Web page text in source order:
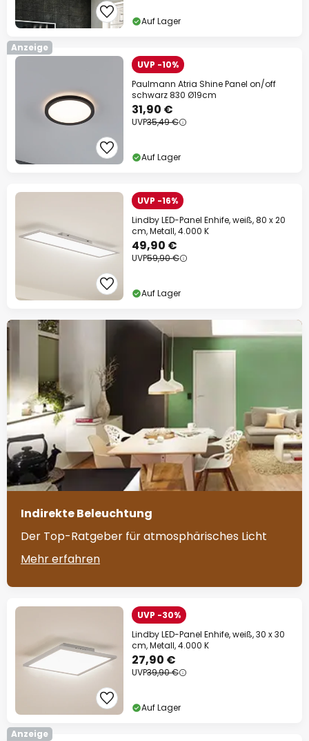
Auf Lager
Anzeige
UVP -10%
Paulmann Atria Shine Panel on/off
schwarz 830 Ø19cm
31,90 €
UVP35,49 €
Auf Lager
UVP -16%
Lindby LED-Panel Enhife, weiß, 80 x 20
cm, Metall, 4.000 K
49,90 €
UVP59,90 €
Auf Lager
Indirekte Beleuchtung
Der Top-Ratgeber für atmosphärisches Licht
Mehr erfahren
UVP -30%
Lindby LED-Panel Enhife, weiß, 30 x 30
cm, Metall, 4.000 K
27,90 €
UVP39,90 €
Auf Lager
Anzeige